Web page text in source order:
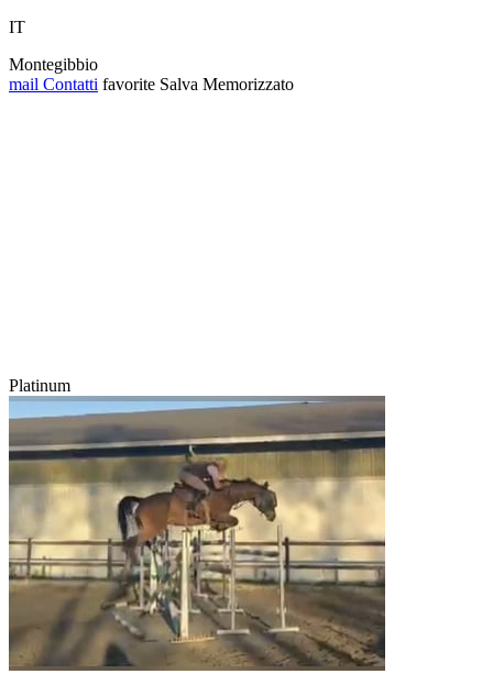
IT
Montegibbio
mail Contatti favorite Salva Memorizzato
Platinum